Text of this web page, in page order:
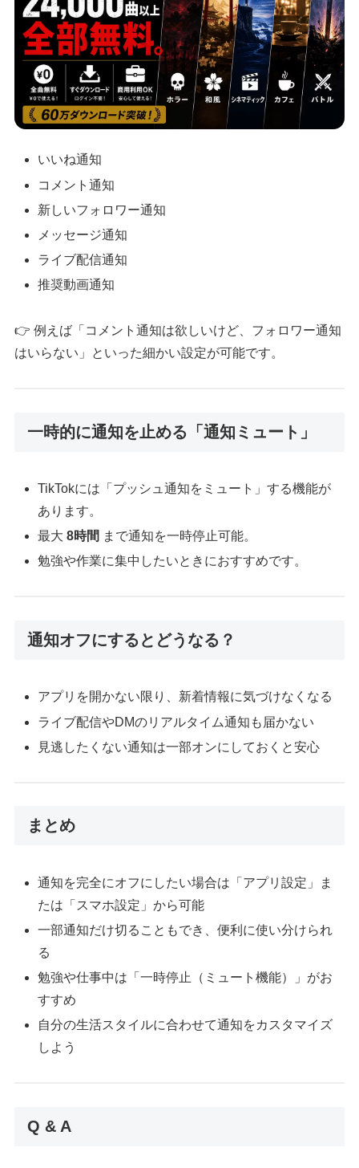
いいね通知
コメント通知
新しいフォロワー通知
メッセージ通知
ライブ配信通知
推奨動画通知
👉 例えば「コメント通知は欲しいけど、フォロワー通知
はいらない」といった細かい設定が可能です。
一時的に通知を止める「通知ミュート」
TikTokには「プッシュ通知をミュート」する機能が
あります。
最大8時間 まで通知を一時停止可能。
勉強や作業に集中したいときにおすすめです。
通知オフにするとどうなる？
アプリを開かない限り、新着情報に気づけなくなる
ライブ配信やDMのリアルタイム通知も届かない
見逃したくない通知は一部オンにしておくと安心
まとめ
通知を完全にオフにしたい場合は「アプリ設定」ま
たは「スマホ設定」から可能
一部通知だけ切ることもでき、便利に使い分けられ
る
勉強や仕事中は「一時停止（ミュート機能）」がお
すすめ
自分の生活スタイルに合わせて通知をカスタマイズ
しよう
Q & A